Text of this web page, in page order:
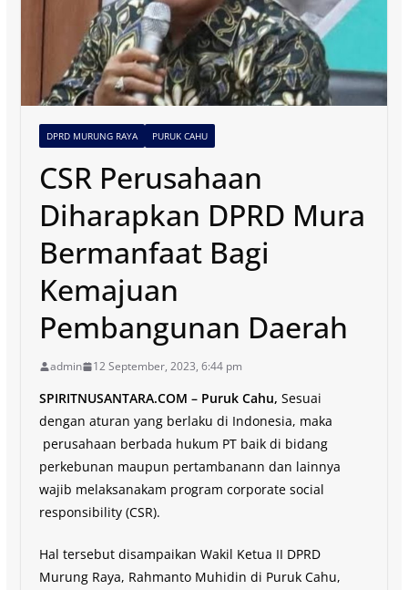
DPRD MURUNG RAYA PURUK CAHU
CSR Perusahaan
Diharapkan DPRD Mura
Bermanfaat Bagi
Kemajuan
Pembangunan Daerah
admin 12 September, 2023, 6:44 pm
SPIRITNUSANTARA.COM – Puruk Cahu, Sesuai
dengan aturan yang berlaku di Indonesia, maka
perusahaan berbada hukum PT baik di bidang
perkebunan maupun pertambanann dan lainnya
wajib melaksanakam program corporate social
responsibility (CSR).
Hal tersebut disampaikan Wakil Ketua II DPRD
Murung Raya, Rahmanto Muhidin di Puruk Cahu,